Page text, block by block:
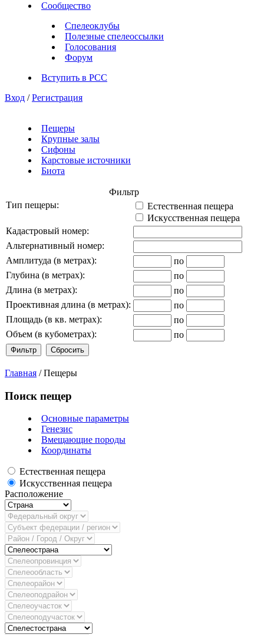
Сообщество
Спелеоклубы
Полезные спелеоссылки
Голосования
Форум
Вступить в РСС
Вход / Регистрация
Пещеры
Крупные залы
Сифоны
Карстовые источники
Биота
Фильтр
Тип пещеры:
Естественная пещера
Искусственная пещера
Кадастровый номер:
Альтернативный номер:
Амплитуда (в метрах):
по
Глубина (в метрах):
по
Длина (в метрах):
по
Проективная длина (в метрах):
по
Площадь (в кв. метрах):
по
Объем (в кубометрах):
по
Главная / Пещеры
Поиск пещер
Основные параметры
Генезис
Вмещающие породы
Координаты
Естественная пещера
Искусственная пещера
Расположение